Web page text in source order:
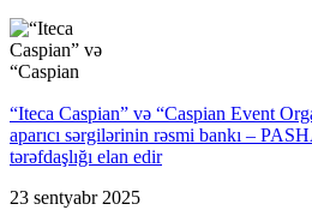
“Iteca Caspian” və “Caspian Event
aparıcı sərgilərinin rəsmi bankı –
tərəfdaşlığı elan edir
23 sentyabr 2025